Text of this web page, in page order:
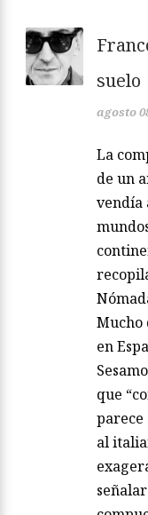
suelo
agosto
La
de un
vendía
Mucho
en
que
parece
al